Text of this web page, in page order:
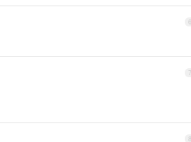
6
7
8